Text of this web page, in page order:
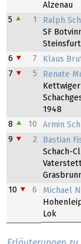
Alzenau
5 1
Ralph
SF
Steinsfurt
6 7 Klaus
7
5
Renate
Kettwiger
1948
8 10 Armin
9
2
Bastian
Schach-
10 6
Michael
Lok